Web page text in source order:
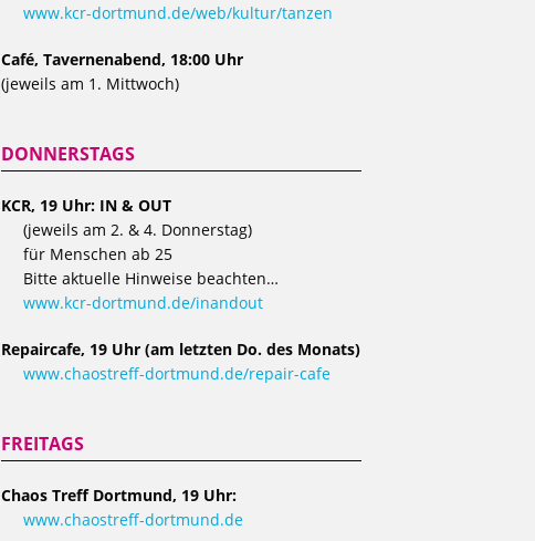
www.kcr-dortmund.de/web/kultur/tanzen
Café, Tavernenabend, 18:00 Uhr
(jeweils am 1. Mittwoch)
DONNERSTAGS
KCR, 19 Uhr: IN & OUT
(jeweils am 2. & 4. Donnerstag)
für Menschen ab 25
Bitte aktuelle Hinweise beachten…
www.kcr-dortmund.de/inandout
Repaircafe, 19 Uhr (am letzten Do. des Monats)
www.chaostreff-dortmund.de/repair-cafe
FREITAGS
Chaos Treff Dortmund, 19 Uhr:
www.chaostreff-dortmund.de